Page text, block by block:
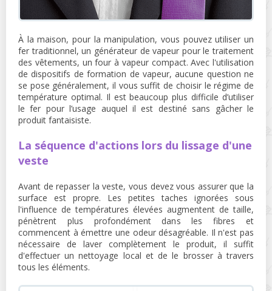
À la maison, pour la manipulation, vous pouvez utiliser un
fer traditionnel, un générateur de vapeur pour le traitement
des vêtements, un four à vapeur compact. Avec l'utilisation
de dispositifs de formation de vapeur, aucune question ne
se pose généralement, il vous suffit de choisir le régime de
température optimal. Il est beaucoup plus difficile d’utiliser
le fer pour l’usage auquel il est destiné sans gâcher le
produit fantaisiste.
La séquence d'actions lors du lissage d'une
veste
Avant de repasser la veste, vous devez vous assurer que la
surface est propre. Les petites taches ignorées sous
l'influence de températures élevées augmentent de taille,
pénètrent plus profondément dans les fibres et
commencent à émettre une odeur désagréable. Il n'est pas
nécessaire de laver complètement le produit, il suffit
d'effectuer un nettoyage local et de le brosser à travers
tous les éléments.